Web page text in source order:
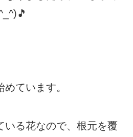
ています。
いる花なので、根元を覆